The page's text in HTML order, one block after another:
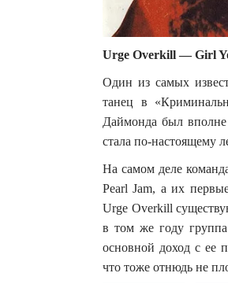
Urge Overkill — Girl
Один из самых
танец в
Даймонда был
стала по-настоящему
На самом деле
Pearl Jam, а их
Urge Overkill
в том же году
основной доход с ее
что тоже отнюдь не